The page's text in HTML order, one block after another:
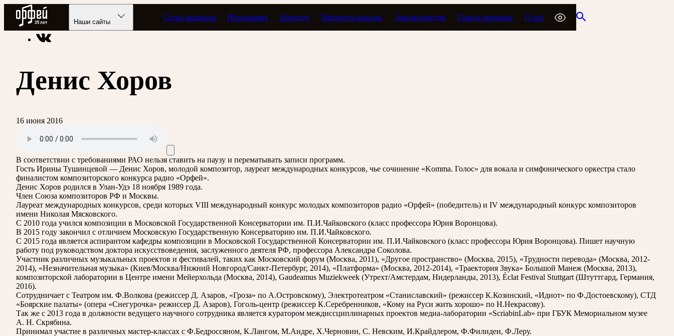
Радио Орфей
Наши сайты
Сетка вещания Программы Новости Интернет-каналы Энциклопедия Города вещания О нас
Радио классической музыки «Орфей» Подкасты Через Черни к звездам
Денис Хоров
16 июня 2016
В соответствии с требованиями РАО нельзя ставить на паузу и перематывать записи программ.
Гость Ирины Тушинцевой — Денис Хоров, молодой композитор, лауреат международных конкурсов, чье сочинение «Komma. Голос» для вокала и симфонического оркестра стало
финалистом композиторского конкурса радио «Орфей».
Денис Хоров родился в Улан-Удэ 18 ноября 1989 года.
Член Союза композиторов РФ и Москвы.
Лауреат международных конкурсов, среди которых VIII международный конкурс молодых композиторов радио «Орфей» (победитель) и IV международный конкурс композиторов
имени Николая Мясковского.
С 2010 года учился композиции в Московской Государственной Консерватории им. П.И.Чайковского (класс профессора Юрия Воронцова).
В 2015 году закончил с отличием Московскую Государственную Консерваторию им. П.И.Чайковского.
С 2015 года является аспирантом кафедры композиции в Московской Государственной Консерватории им. П.И.Чайковского (класс профессора Юрия Воронцова). Пишет научную
работу под руководством доктора искусствоведения, заслуженного деятеля РФ, профессора Александра Соколова.
Участник различных музыкальных проектов и фестивалей, таких как Московский форум (Москва, 2011), «Другое пространство» (Москва, 2015), «Трудности перевода» (Москва, 2012-
2014), «Незначительная музыка» (Киев/Москва/Нижний Новгород/Санкт-Петербург, 2014), «Платформа» (Москва, 2012-2014), «Траектория Звука» Большой Манеж (Москва, 2013),
композиторской лаборатории в Центре имени Мейерхольда (Москва, 2014), Gaudeamus Muziekweek (Утрехт/Амстердам, Нидерланды, 2013), Éclat Festival Stuttgart (Штуттгард, Германия,
2016).
Сотрудничает с Т­еатром им. Ф.Волкова (режиссер Д. Азаров, «Гроза» по А.Островскому), Электротеатром «Станиславский» (режиссер К.Козинский, «Идиот» по Ф.Достоевскому), СТД
«Боярские палаты» (опера «Снегурочка» режиссер Д. Азаров), Гоголь-центр (режиссер К.Серебренников, «Кому на Руси жить хорошо» по Н.Некрасову).
Так же с 2013 года в должности ведущего научного сотрудника является куратором междиссциплинарных проектов медиа-лаборатории «ScriabinLab» при ГБУК Мемориальном музее
А. Н. Скрябина.
Принимал участие в различных мастер-классах с Ф.Бедроссяном, К.Лангом, М.Андре, Х.Черновин, С. Невским, И.Крайдлером, Ф.Филидеи, Ф.Леру.